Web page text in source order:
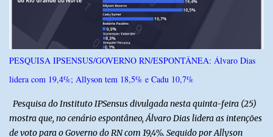
acidente. Após os primeiros atendimentos, ele foi entubado e
transferido pelo helicóptero Potiguar 02 para o Hospital
Monsenhor Walfredo Gurgel, em Natal, onde permanece internado
Polícia Militar, a criança é filha de um policial militar. PM reforça
alerta sobre álcool e direção Em nota, a Polícia Militar manifestou
PESQUISA IPSENSUS/GOVERNO RN/ESPONTÂNEA: Álvaro Dias
lidera com 19,4%; Allyson tem 18,5% e Cadu 10,7%
Pesquisa do Instituto IPSensus divulgada nesta quinta-feira (25)
mostra que, no cenário espontâneo, Álvaro Dias lidera as intenções
de voto para o Governo do RN com 19,4%. Seguido por Allyson